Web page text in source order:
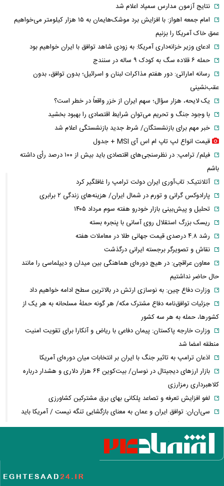
نتایج آزمون مدارس سمپاد اعلام شد
امام‌ جمعه اهواز: با افزایش برد موشک‌هایمان به ۱۵ هزار کیلومتر می‌خواهیم
عمق خاک آمریکا را بزنیم
ادعای وزیر خزانه‌داری آمریکا: به زودی شاهد توافق با ایران خواهیم بود
حمله ۶ قلاده سگ به کودک ۹ ساله در سنندج
رسانه اماراتی: دور هفتم مذاکرات لبنان و اسرائیل؛ بدون توافق، بدون
عقب‌نشینی
یک لایحه، هزار سؤال؛ سهم ایران از خزر واقعاً در خطر است؟
با وجود جنگ و تحریم می‌توان شرایط اقتصادی را بهبود بخشید
خبر مهم برای بازنشستگان/ شرط جدید بازنشستگی اعلام شد
قیمت انواع لپ تاپ ام اس آی MSI + جدول
فیلم/ ترامپ: در نظرسنجی‌های اقتصادی باید بیش از ۱۰۰ درصد رأی داشته
باشم
آتلانتیک: تاب‌آوری ایران دولت ترامپ را غافلگیر کرد
پارادوکس گرانی و تورم در شمال ایران/ هزینه‌های زندگی ۲ برابری
تحلیل و پیش‌بینی بازار خودرو هفته سوم مرداد ۱۴۰۵
ریسک بزرگ استقلال روی آسانی با پنجره بسته
رشد ۴.۸ درصدی قیمت جهانی طلا در معاملات هفته
نقاش و تصویرگر برجسته ایرانی درگذشت
معاون عراقچی: در هیچ دوره‌ای هماهنگی بین میدان و دیپلماسی را مانند
حال حاضر نداشتیم
وزارت دفاع چین: به نوسازی ارتش در بالاترین سطح ادامه خواهیم داد
جزئیات توافق‌نامه دفاع مشترک مکه/ هر گونه حملهٔ مسلحانه به هر یک از
کشورها، حمله به هر سه کشور
وزارت خارجه پاکستان: پیمان دفاعی با ریاض و آنکارا برای تقویت امنیت
منطقه امضا شد
اذعان ترامپ به تاثیر جنگ با ایران بر انتخابات میان دوره‌ای آمریکا
بازار ارزهای دیجیتال در نوسان/ بیت‌کوین ۶۴ هزار دلاری و هشدار درباره
کلاهبرداری رمزارزی
لغو افزایش تعرفه و تصاعد پلکانی بهای برق مشترکین کشاورزی
سی‌ان‌ان: توافق ایران و عمان به معنای بازگشایی تنگه نیست / آمریکا باید
شروط بیشتری را برآورده کند
فعال‌سازی کیف پول ایران با یک کد دستوری/ انتقال وجه با شماره تلفن
همراه